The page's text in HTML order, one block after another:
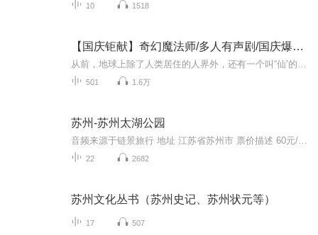
10 1518
【国庆钜献】奇幻魔法师/多人有声剧/国庆爆更七天乐
501 1.6万
苏州-苏州太湖公园
22 2682
苏州文化丛书（苏州史记、苏州状元等）
17 507